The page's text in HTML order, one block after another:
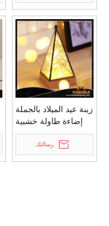
زينة عيد الميلاد بالجملة
إضاءة طاولة خشبية
(KA-STXA)
رسالتك